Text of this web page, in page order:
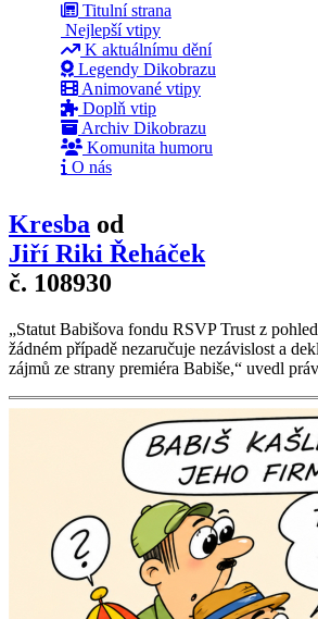
Titulní strana
Nejlepší vtipy
K aktuálnímu dění
Legendy Dikobrazu
Animované vtipy
Doplň vtip
Archiv Dikobrazu
Komunita humoru
O nás
Kresba od
Jiří Riki Řeháček
č. 108930
„Statut Babišova fondu RSVP Trust z
žádném případě nezaručuje nezávislost a
zájmů ze strany premiéra Babiše,“ uvedl